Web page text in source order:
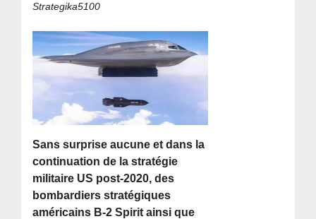
Strategika5100
Sans surprise aucune et dans la
continuation de la stratégie
militaire US post-2020, des
bombardiers stratégiques
américains B-2 Spirit ainsi que